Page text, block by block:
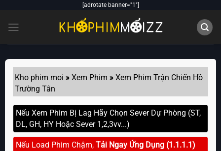
content
[adrotate banner="1"]
Kho phim moi »Xem Phim »Xem Phim Trận Chiến Hồ
Trường Tân
Nếu Xem Phim Bị Lag Hãy Chọn Sever Dự Phòng (ST,
DL, GH, HY Hoặc Sever 1,2,3vv...)
Nếu Load Phim Chậm,Tải Ngay Ứng Dụng (1.1.1.1)